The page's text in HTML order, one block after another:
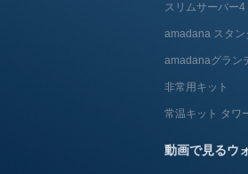
スリムサーバー4
amadana スタン
amadanaグラン
非常用キット
常温キット タワ
動画で見るウ